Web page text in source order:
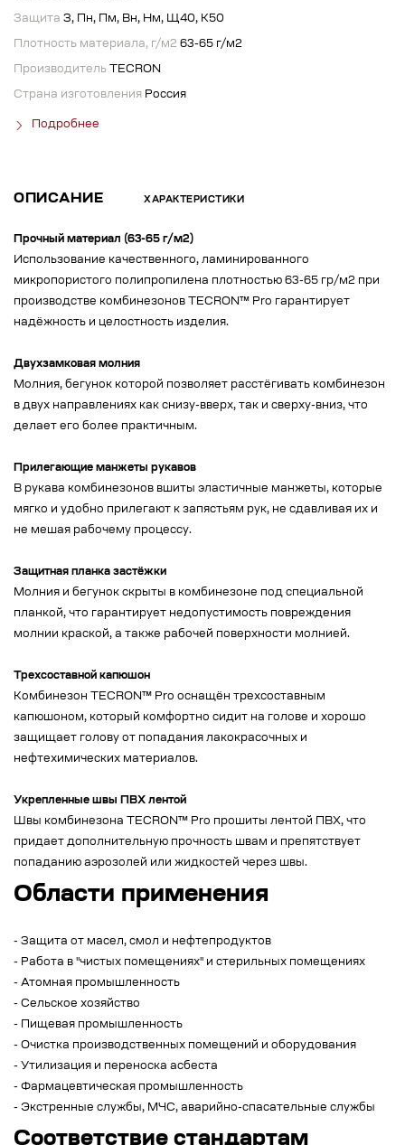
Защита З, Пн, Пм, Вн, Нм, Щ40, К50
Плотность материала, г/м2 63-65 г/м2
Производитель TECRON
Страна изготовления Россия
Подробнее
ОПИСАНИЕ ХАРАКТЕРИСТИКИ
Прочный материал (63-65 г/м2)
Использование качественного, ламинированного
микропористого полипропилена плотностью 63-65 гр/м2 при
производстве комбинезонов TECRON™ Pro гарантирует
надёжность и целостность изделия.
Двухзамковая молния
Молния, бегунок которой позволяет расстёгивать комбинезон
в двух направлениях как снизу-вверх, так и сверху-вниз, что
делает его более практичным.
Прилегающие манжеты рукавов
В рукава комбинезонов вшиты эластичные манжеты, которые
мягко и удобно прилегают к запястьям рук, не сдавливая их и
не мешая рабочему процессу.
Защитная планка застёжки
Молния и бегунок скрыты в комбинезоне под специальной
планкой, что гарантирует недопустимость повреждения
молнии краской, а также рабочей поверхности молнией.
Трехсоставной капюшон
Комбинезон TECRON™ Pro оснащён трехсоставным
капюшоном, который комфортно сидит на голове и хорошо
защищает голову от попадания лакокрасочных и
нефтехимических материалов.
Укрепленные швы ПВХ лентой
Швы комбинезона TECRON™ Pro прошиты лентой ПВХ, что
придает дополнительную прочность швам и препятствует
попаданию аэрозолей или жидкостей через швы.
Области применения
- Защита от масел, смол и нефтепродуктов
- Работа в "чистых помещениях" и стерильных помещениях
- Атомная промышленность
- Сельское хозяйство
- Пищевая промышленность
- Очистка производственных помещений и оборудования
- Утилизация и переноска асбеста
- Фармацевтическая промышленность
- Экстренные службы, МЧС, аварийно-спасательные службы
Соответствие стандартам